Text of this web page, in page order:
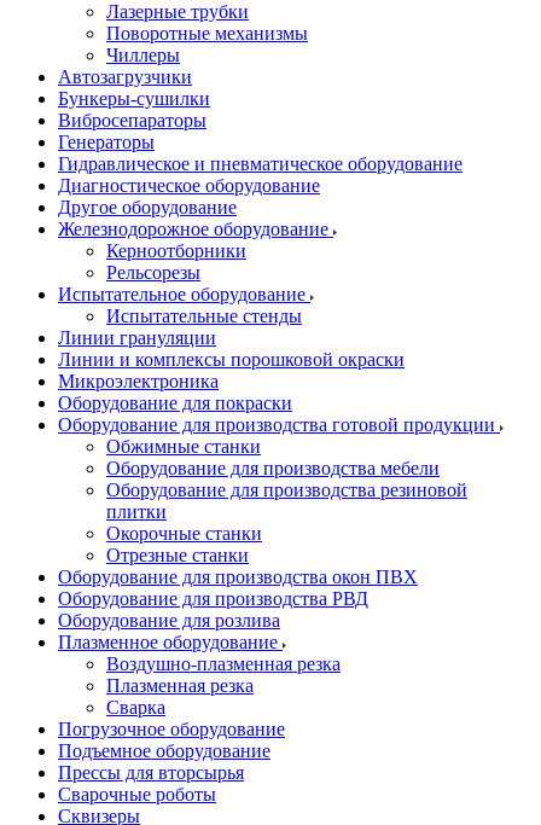
Лазерные трубки
Поворотные механизмы
Чиллеры
Автозагрузчики
Бункеры-сушилки
Вибросепараторы
Генераторы
Гидравлическое и пневматическое оборудование
Диагностическое оборудование
Другое оборудование
Железнодорожное оборудование
Керноотборники
Рельсорезы
Испытательное оборудование
Испытательные стенды
Линии грануляции
Линии и комплексы порошковой окраски
Микроэлектроника
Оборудование для покраски
Оборудование для производства готовой продукции
Обжимные станки
Оборудование для производства мебели
Оборудование для производства резиновой
плитки
Окорочные станки
Отрезные станки
Оборудование для производства окон ПВХ
Оборудование для производства РВД
Оборудование для розлива
Плазменное оборудование
Воздушно-плазменная резка
Плазменная резка
Сварка
Погрузочное оборудование
Подъемное оборудование
Прессы для вторсырья
Сварочные роботы
Сквизеры